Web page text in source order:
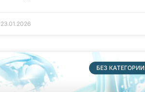
23.01.2026
БЕЗ КАТЕГОРИИ